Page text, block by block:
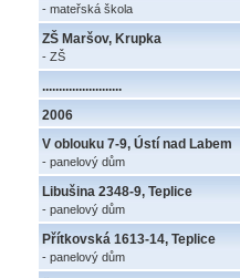
- mateřská škola
ZŠ Maršov, Krupka
- ZŠ
........................
2006
V oblouku 7-9, Ústí nad Labem
- panelový dům
Libušina 2348-9, Teplice
- panelový dům
Přítkovská 1613-14, Teplice
- panelový dům